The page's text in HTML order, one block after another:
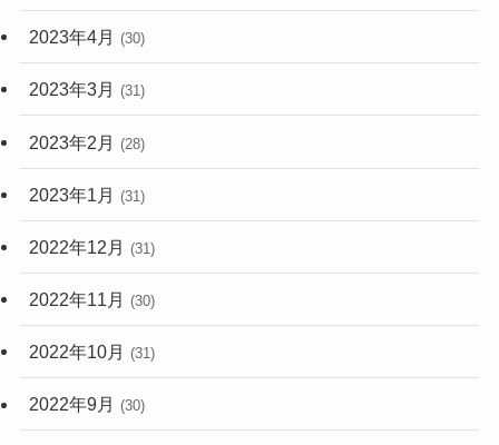
2023年4月 (30)
2023年3月 (31)
2023年2月 (28)
2023年1月 (31)
2022年12月 (31)
2022年11月 (30)
2022年10月 (31)
2022年9月 (30)